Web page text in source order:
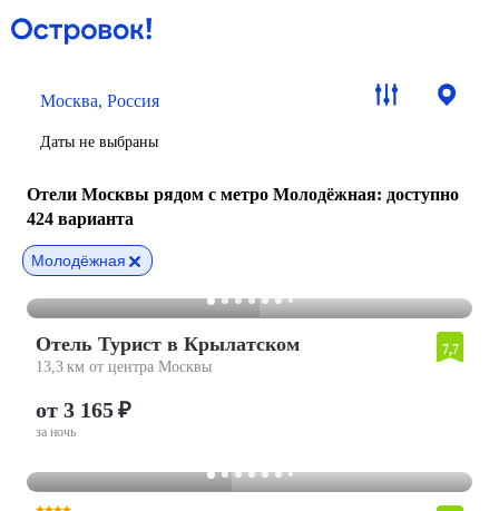
Москва, Россия
Даты не выбраны
Отели Москвы рядом с метро Молодёжная: доступно
424 варианта
Молодёжная
Отель Турист в Крылатском
13,3 км от центра Москвы
7,7
от 3 165 ₽
за ночь